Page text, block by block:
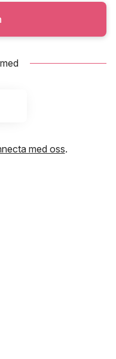
in med LinkedIn
med oss.